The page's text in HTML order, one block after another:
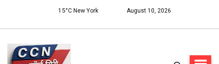
15°C New York August 10, 2026